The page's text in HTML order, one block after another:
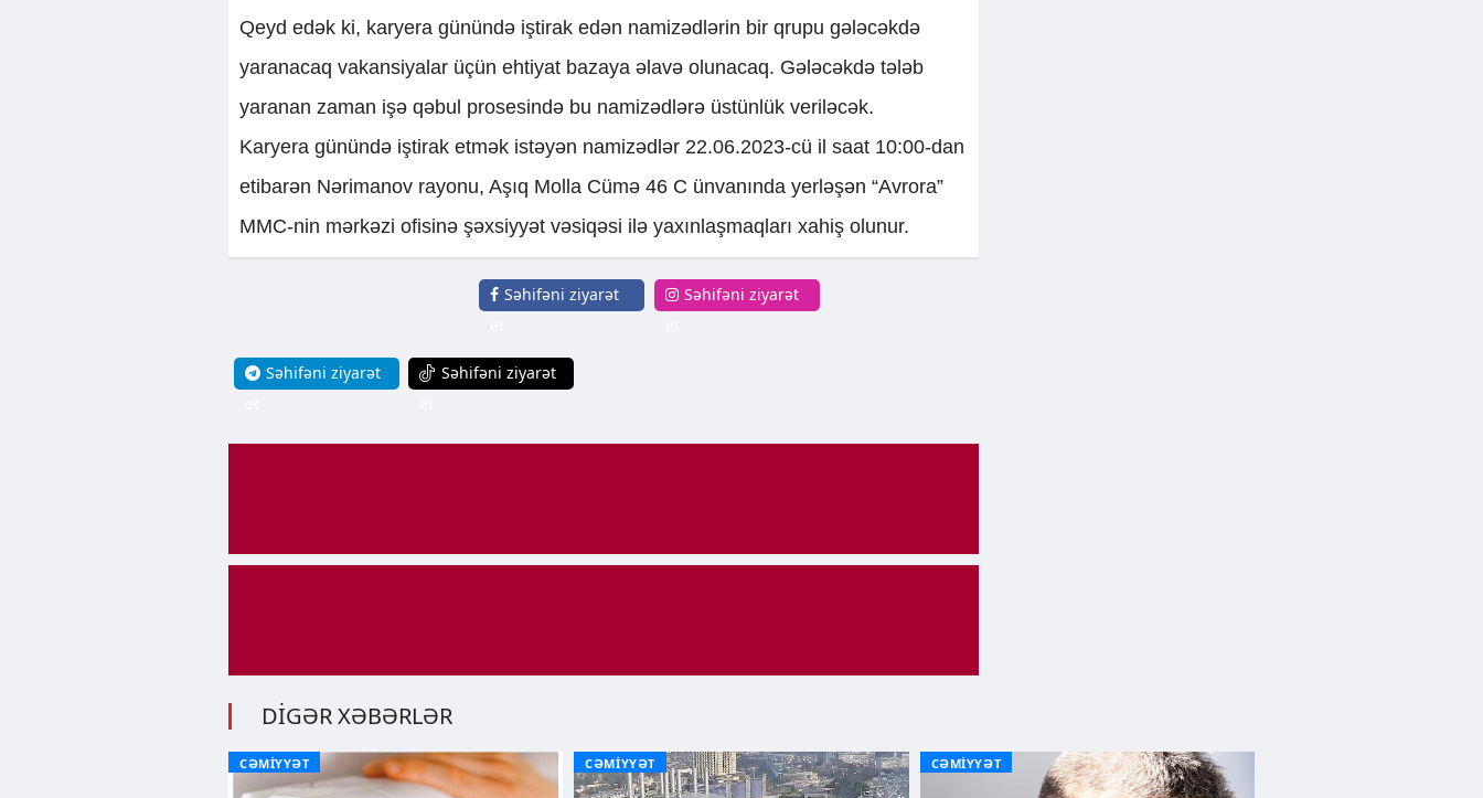
Qeyd edək ki, karyera günündə iştirak edən namizədlərin bir qrupu gələcəkdə
yaranacaq vakansiyalar üçün ehtiyat bazaya əlavə olunacaq. Gələcəkdə tələb
yaranan zaman işə qəbul prosesində bu namizədlərə üstünlük veriləcək.
Karyera günündə iştirak etmək istəyən namizədlər 22.06.2023-cü il saat 10:00-dan
etibarən Nərimanov rayonu, Aşıq Molla Cümə 46 C ünvanında yerləşən “Avrora”
MMC-nin mərkəzi ofisinə şəxsiyyət vəsiqəsi ilə yaxınlaşmaqları xahiş olunur.
Səhifəni ziyarət
Səhifəni ziyarət
Səhifəni ziyarət
Səhifəni ziyarət
DİGƏR XƏBƏRLƏR
CƏMİYYƏT CƏMİYYƏT CƏMİYYƏT